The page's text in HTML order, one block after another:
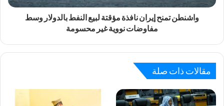
واشنطن تمنح إيران نافذة مؤقتة لبيع النفط بالدولار وسط
مفاوضات نووية غير محسومة
مقالات ذات صلة